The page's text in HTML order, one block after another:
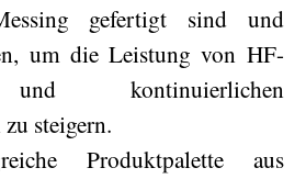
gefertigt sind und
um die Leistung von HF-
kontinuierlichen
steigern.
Produktpalette aus